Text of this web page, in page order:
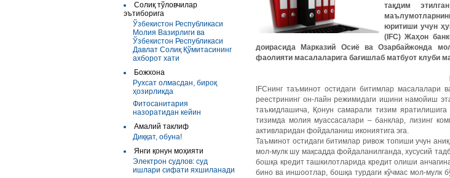
Солиқ тўловчилар
эътиборига
Ўзбекистон Республикаси
Молия Вазирлиги ва
Ўзбекистон Республикаси
Давлат Солиқ Қўмитасининг
ахборот хати
Божхона
Рухсат олмасдан, бироқ
ҳозирликда
Фитосанитария
назоратидан кейин
Амалий таклиф
Диққат, обуна!
Янги қонун моҳияти
Электрон судлов: суд
ишлари сифати яхшиланади
тақдим
этилган
юритиши учун
(IFC)Жаҳон
доирасида
Марказий Осиё ва Озарбайжонда
фаолияти масалаларига бағишлаб матбуот клуби
IFCнинг таъминот остидаги битимлар масалалари
реестрининг он-лайн режимидаги ишини намойиш
таъкидлашича, Қонун самарали тизим
тизимда молия муассасалари – банклар, лизинг
активларидан фойдаланиш икониятига эга.
Таъминот остидаги битимлар ривож топиши учун
мол-мулк шу мақсадда фойдаланилганда, хусусий
бошқа кредит ташкилотларида кредит олиши
бино ва иншоотлар, бошқа турдаги кўчмас мол-мулк